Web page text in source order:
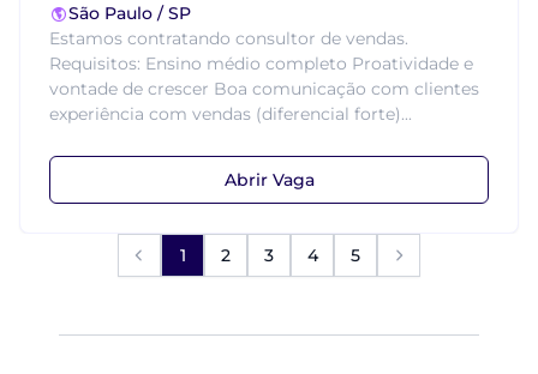
São Paulo / SP
Estamos contratando consultor de vendas.
Requisitos: Ensino médio completo Proatividade e
vontade de crescer Boa comunicação com clientes
experiência com vendas (diferencial forte)...
Abrir Vaga
1 2 3 4 5